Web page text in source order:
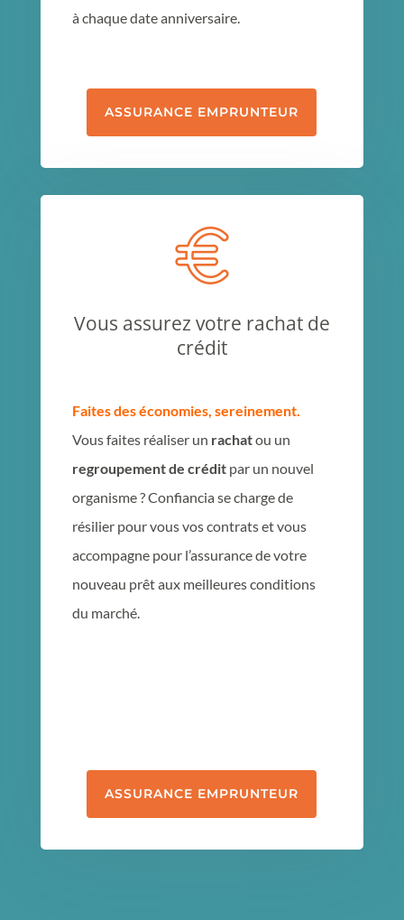
à chaque date anniversaire.
ASSURANCE EMPRUNTEUR
Vous assurez votre rachat de
crédit
Faites des économies, sereinement.
Vous faites réaliser un rachatou un
regroupement de créditpar un nouvel
organisme ? Confiancia se charge de
résilier pour vous vos contrats et vous
accompagne pour l’assurance de votre
nouveau prêt aux meilleures conditions
du marché.
ASSURANCE EMPRUNTEUR